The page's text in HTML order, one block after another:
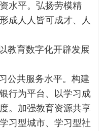
水平。弘扬劳模精
成人人皆可成才、人
教育数字化开辟发展
公共服务水平。构建
行为平台、以学习成
。加强教育资源共享
习型城市、学习型社